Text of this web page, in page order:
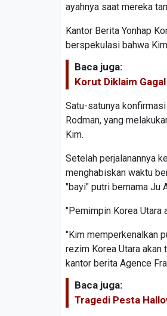
ayahnya saat mereka
Kantor Berita Yonhap
berspekulasi bahwa
Baca juga:
Korut Diklaim
Satu-satunya
Rodman, yang
Kim.
Setelah perjalanannya
menghabiskan waktu
"bayi" putri bernama Ju
"Pemimpin Korea Utara
"Kim memperkenalkan
rezim Korea Utara akan
kantor berita Agence
Baca juga:
Tragedi Pesta